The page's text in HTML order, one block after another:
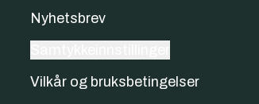
Nyhetsbrev
Vilkår og bruksbetingelser